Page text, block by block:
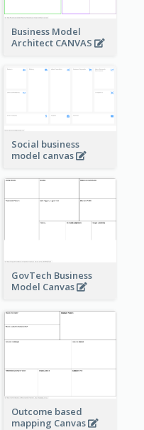
Business Model
Architect CANVAS
Social business
model canvas
GovTech Business
Model Canvas
Outcome based
mapping Canvas